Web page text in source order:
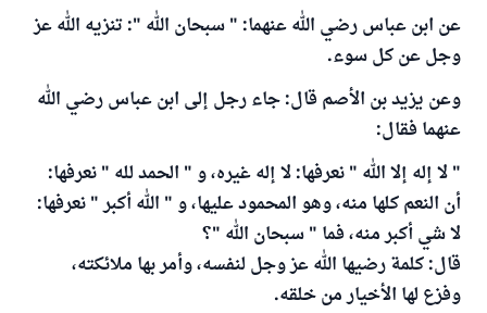
عن ابن عباس رضي الله عنهما: " سبحان الله ": تنزيه الله عز
وجل عن كل سوء.
وعن يزيد بن الأصم قال: جاء رجل إلى ابن عباس رضي الله
عنهما فقال:
" لا إله إلا الله " نعرفها: لا إله غيره، و " الحمد لله " نعرفها:
أن النعم كلها منه، وهو المحمود عليها، و " الله أكبر " نعرفها:
لا شي أكبر منه، فما " سبحان الله "؟
قال: كلمة رضيها الله عز وجل لنفسه، وأمر بها ملائكته،
وفزع لها الأخيار من خلقه.